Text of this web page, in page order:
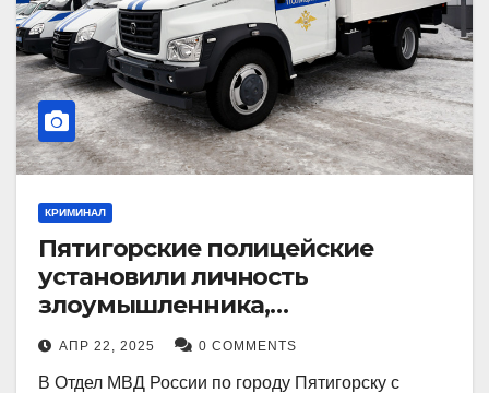
КРИМИНАЛ
Пятигорские полицейские
установили личность
злоумышленника,
причинившего телесные
повреждения местному жителю
АПР 22, 2025 0 COMMENTS
В Отдел МВД России по городу Пятигорску с